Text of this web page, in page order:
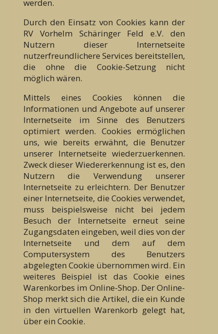
werden.
Durch den Einsatz von Cookies kann der
RV Vorhelm Schäringer Feld e.V. den
Nutzern dieser Internetseite
nutzerfreundlichere Services bereitstellen,
die ohne die Cookie-Setzung nicht
möglich wären.
Mittels eines Cookies können die
Informationen und Angebote auf unserer
Internetseite im Sinne des Benutzers
optimiert werden. Cookies ermöglichen
uns, wie bereits erwähnt, die Benutzer
unserer Internetseite wiederzuerkennen.
Zweck dieser Wiedererkennung ist es, den
Nutzern die Verwendung unserer
Internetseite zu erleichtern. Der Benutzer
einer Internetseite, die Cookies verwendet,
muss beispielsweise nicht bei jedem
Besuch der Internetseite erneut seine
Zugangsdaten eingeben, weil dies von der
Internetseite und dem auf dem
Computersystem des Benutzers
abgelegten Cookie übernommen wird. Ein
weiteres Beispiel ist das Cookie eines
Warenkorbes im Online-Shop. Der Online-
Shop merkt sich die Artikel, die ein Kunde
in den virtuellen Warenkorb gelegt hat,
über ein Cookie.